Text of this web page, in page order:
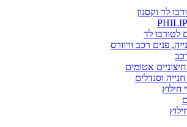
לד וקסנון
לטורבו לד
פנים רכב ורוורס
אטומים
וסנדלים
חילוץ